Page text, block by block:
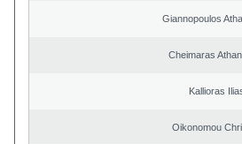
Giannopoulos
Cheimaras
Kallioras
Oikonomou